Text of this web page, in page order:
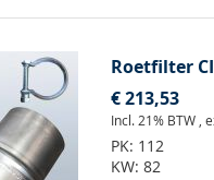
Roetfilter
€ 213,53
Incl. 21% BTW ,
PK: 112
KW:82